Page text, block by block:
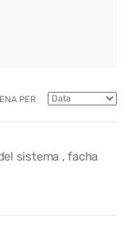
PER
sistema , facha